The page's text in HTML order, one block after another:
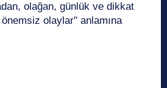
olağan, günlük ve dikkat
olaylar" anlamına